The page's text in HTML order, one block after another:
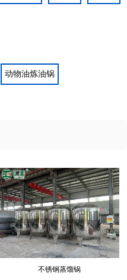
动物油炼油锅
不锈钢蒸馏锅